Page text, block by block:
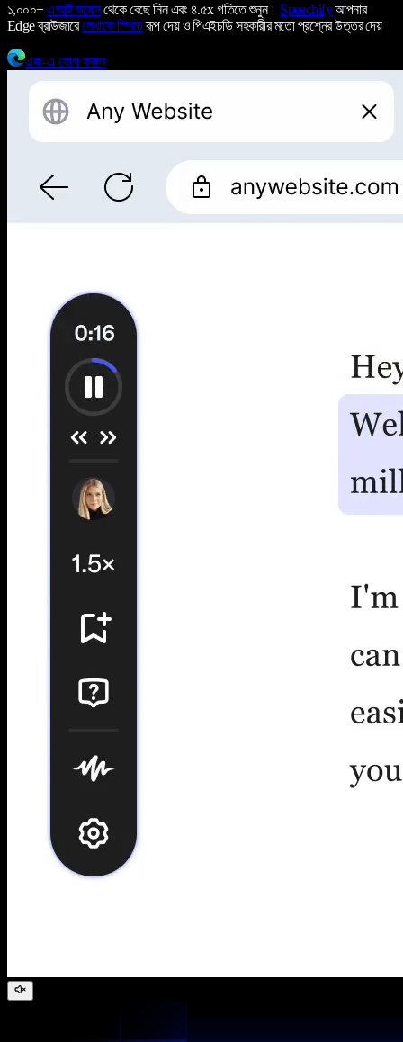
১,০০০+এআই ভয়েসথেকে বেছে নিন এবং ৪.৫x গতিতে শুনুন। Speechifyআপনার
Edge ব্রাউজারেলেখাকে স্পিচেরূপ দেয় ও পিএইচডি সহকারীর মতো প্রশ্নের উত্তর দেয়
এজ-এ যোগ করুন